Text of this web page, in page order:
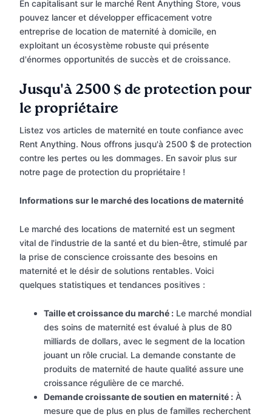
En capitalisant sur le marché Rent Anything Store, vous
pouvez lancer et développer efficacement votre
entreprise de location de maternité à domicile, en
exploitant un écosystème robuste qui présente
d'énormes opportunités de succès et de croissance.
Jusqu'à 2500 $ de protection pour
le propriétaire
Listez vos articles de maternité en toute confiance avec
Rent Anything. Nous offrons jusqu'à 2500 $ de protection
contre les pertes ou les dommages. En savoir plus sur
notre page de protection du propriétaire !
Informations sur le marché des locations de maternité
Le marché des locations de maternité est un segment
vital de l'industrie de la santé et du bien-être, stimulé par
la prise de conscience croissante des besoins en
maternité et le désir de solutions rentables. Voici
quelques statistiques et tendances positives :
Taille et croissance du marché : Le marché mondial
des soins de maternité est évalué à plus de 80
milliards de dollars, avec le segment de la location
jouant un rôle crucial. La demande constante de
produits de maternité de haute qualité assure une
croissance régulière de ce marché.
Demande croissante de soutien en maternité : À
mesure que de plus en plus de familles recherchent